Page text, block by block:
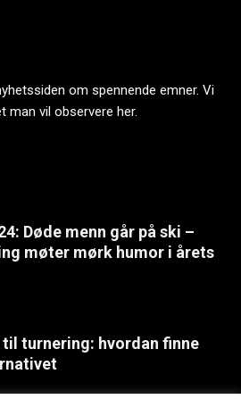
om spennende emner. Vi
man vil observere her.
Døde menn går på ski –
møter mørk humor i årets
turnering: hvordan finne